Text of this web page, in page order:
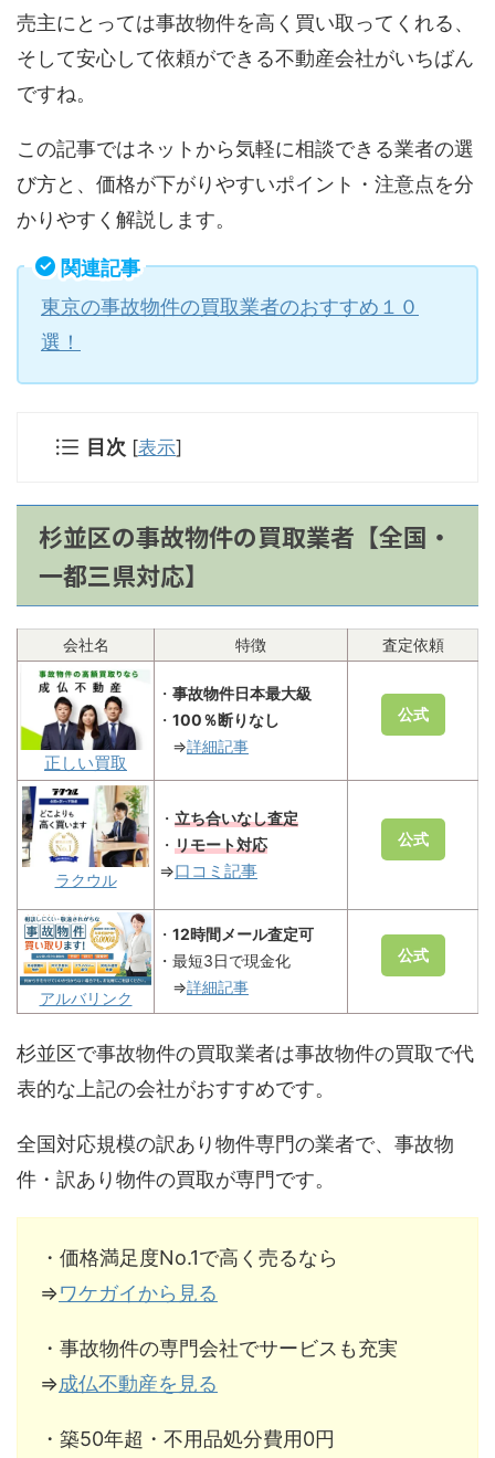
売主にとっては事故物件を高く買い取ってくれる、
そして安心して依頼ができる不動産会社がいちばん
ですね。
この記事ではネットから気軽に相談できる業者の選
び方と、価格が下がりやすいポイント・注意点を分
かりやすく解説します。
関連記事
東京の事故物件の買取業者のおすすめ１０
選！
目次 [表示]
杉並区の事故物件の買取業者【全国・
一都三県対応】
会社名 特徴 査定依頼
正しい買取
・ 事故物件日本最大級
・ 100％断りなし
⇒詳細記事
公式
ラクウル
・ 立ち合いなし査定
・ リモート対応
⇒口コミ 記事
公式
アルバリンク
・ 12時間メール査定可
・最短3日で現金化
⇒詳細記事
公式
杉並区で事故物件の買取業者は事故物件の買取で代
表的な上記の会社がおすすめです。
全国対応規模の訳あり物件専門の業者で、事故物
件・訳あり物件の買取が専門です。
・価格満足度No.1で高く売るなら
⇒ワケガイから見る
・事故物件の専門会社でサービスも充実
⇒成仏不動産を見る
・築50年超・不用品処分費用0円